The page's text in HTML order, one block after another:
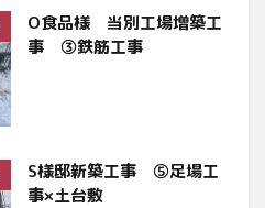
O食品様 当別工場増築工
事 ③鉄筋工事
S様邸新築工事 ⑤足場工
事×土台敷